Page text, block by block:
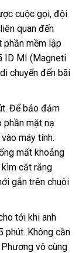
cuộc gọi, đội
quan đến
phần mềm lập
ID MI (Magneti
chuyển đến bãi
Để bảo đảm
phần mặt nạ
máy tính.
mất khoảng
kìm cắt răng
gắn trên chuôi
tới khi anh
phút. Không cần
vô cùng